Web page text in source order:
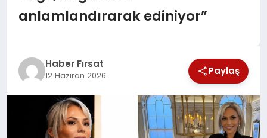
MAGAZİN
anlamlandırarak ediniyor”
Haber Fırsat
12 Haziran 2026 Paylaş